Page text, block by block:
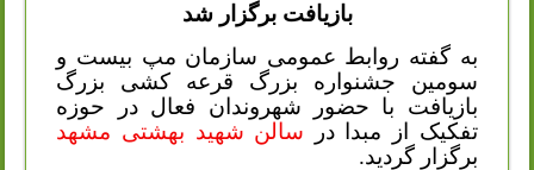
بازیافت برگزار شد
به گفته روابط عمومی سازمان مپ بیست و
سومین جشنواره بزرگ قرعه کشی بزرگ
بازیافت با حضور شهروندان فعال در حوزه
تفکیک از مبدا در سالن شهید بهشتی مشهد
برگزار گردید.